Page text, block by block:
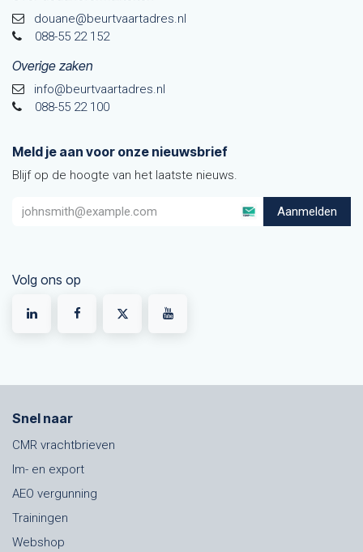
douane@beurtvaarta​dres.nl
088-55 22 152
Overige zaken
info@beurtvaartadres.nl
088-55 22 100
Meld je aan voor onze nieuwsbrief
Blijf op de hoogte van het laatste nieuws.
Aanmelden
Volg ons op
Snel naar
CMR vrachtbrieven
Im- en export
AEO vergunning
Trainingen
Webshop